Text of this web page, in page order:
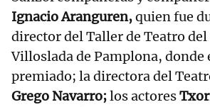
Ignacio Aranguren,quien fue
director del Taller de Teatro del
Villoslada de Pamplona, donde
premiado; la directora del
Grego Navarro;los actores